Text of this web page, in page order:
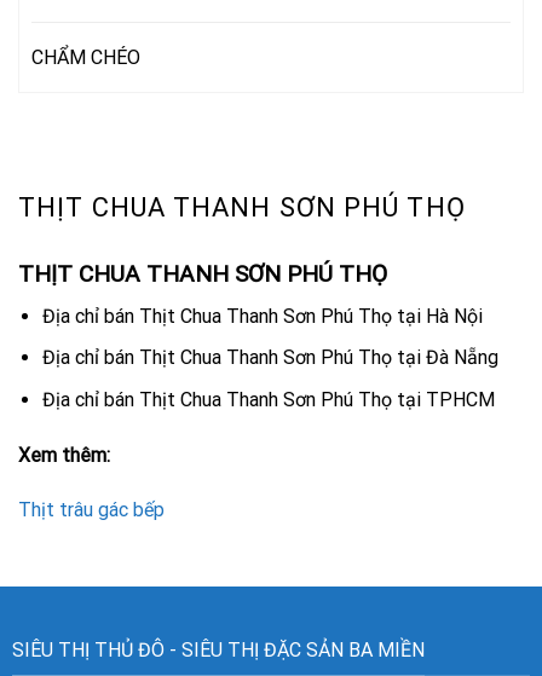
THỊT CHUA THANH SƠN PHÚ THỌ
THỊT CHUA THANH SƠN PHÚ THỌ
Địa chỉ bán Thịt Chua Thanh Sơn Phú Thọ tại Hà Nội
Địa chỉ bán Thịt Chua Thanh Sơn Phú Thọ tại Đà Nẵng
Địa chỉ bán Thịt Chua Thanh Sơn Phú Thọ tại TPHCM
Xem thêm:
Thịt trâu gác bếp
CHẨM CHÉO
SIÊU THỊ THỦ ĐÔ - SIÊU THỊ ĐẶC SẢN BA MIỀN